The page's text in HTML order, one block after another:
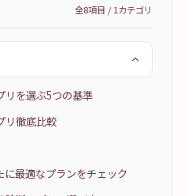
全8項目 / 1カテゴリ
リを選ぶ5つの基準
リ徹底比較
に最適なプランをチェック